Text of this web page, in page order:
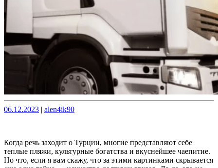
Опубликовано
06.12.2023 | Опубликовано
alen4ik90
Когда речь заходит о Турции, многие представляют себе
теплые пляжи, культурные богатства и вкуснейшее чаепитие.
Но что, если я вам скажу, что за этими картинками скрывается